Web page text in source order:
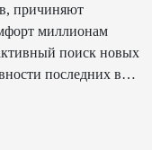
причиняют
миллионам
поиск новых
последних в
субъективных шкал.